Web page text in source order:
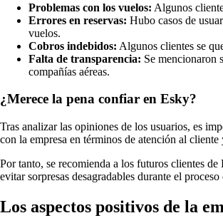
Problemas con los vuelos: Algunos
Errores en reservas: Hubo casos de
vuelos.
Cobros indebidos: Algunos clientes se
Falta de transparencia: Se mencionaron
compañías aéreas.
¿Merece la pena confiar en Esky?
Tras analizar las opiniones de los usuarios, es
con la empresa en términos de atención al
Por tanto, se recomienda a los futuros clientes
evitar sorpresas desagradables durante el
Los aspectos positivos de la